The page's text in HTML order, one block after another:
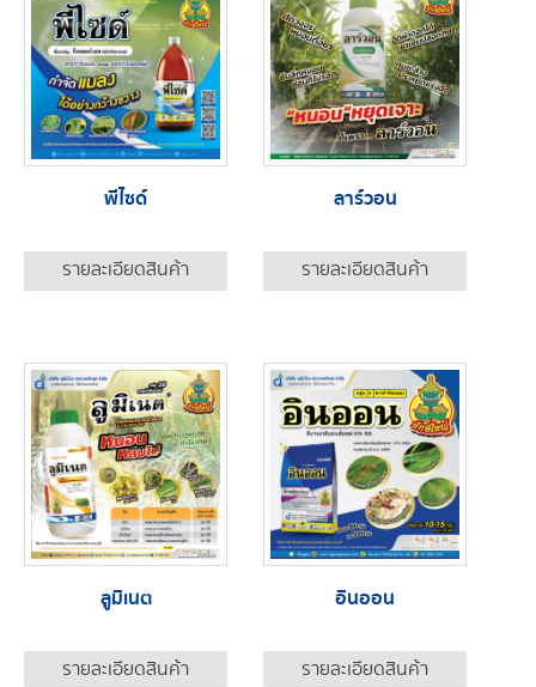
พีไซด์
รายละเอียดสินค้า
ลาร์วอน
รายละเอียดสินค้า
ลูมิเนต
รายละเอียดสินค้า
อินออน
รายละเอียดสินค้า